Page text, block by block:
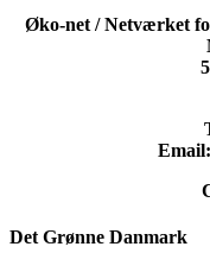
Øko-net / Netværket
Email:
Det Grønne Danmark